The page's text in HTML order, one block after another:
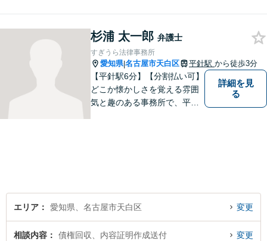
添った対応が可能です。お気
軽にご相談ください。
杉浦 太一郎 弁護士
すぎうら法律事務所
愛知県|名古屋市天白区 平針駅 から徒歩3分
【平針駅6分】【分割払い可】
どこか懐かしさを覚える雰囲
気と趣のある事務所で、平針
詳細を見
る
エリア 愛知県、名古屋市天白区 変更
相談内容 債権回収、内容証明作成送付 変更